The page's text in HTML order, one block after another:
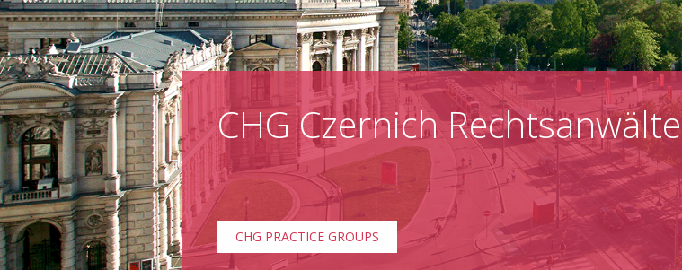
CHG Czernich Rechtsanwälte
CHG PRACTICE GROUPS